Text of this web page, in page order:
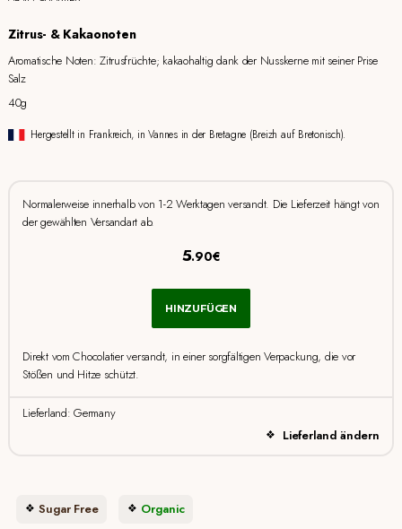
Zitrus- & Kakaonoten
Aromatische Noten: Zitrusfrüchte; kakaohaltig dank der Nusskerne mit seiner Prise
Salz
40g
Hergestellt in Frankreich, in Vannes in der Bretagne (Breizh auf Bretonisch).
Normalerweise innerhalb von 1-2 Werktagen versandt. Die Lieferzeit hängt von
der gewählten Versandart ab.
5.90€
HINZUFÜGEN
Direkt vom Chocolatier versandt, in einer sorgfältigen Verpackung, die vor
Stößen und Hitze schützt.
Lieferland: Germany
Lieferland ändern
Sugar Free Organic